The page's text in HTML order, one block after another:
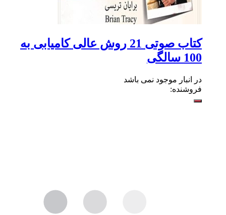
کتاب صوتی 21 روش عالی کامیابی به
100 سالگی
در انبار موجود نمی باشد
فروشنده: